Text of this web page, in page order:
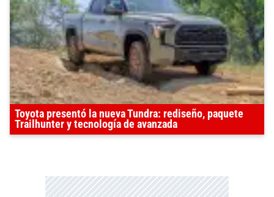
Toyota presentó la nueva Tundra: rediseño, paquete
Trailhunter y tecnología de avanzada